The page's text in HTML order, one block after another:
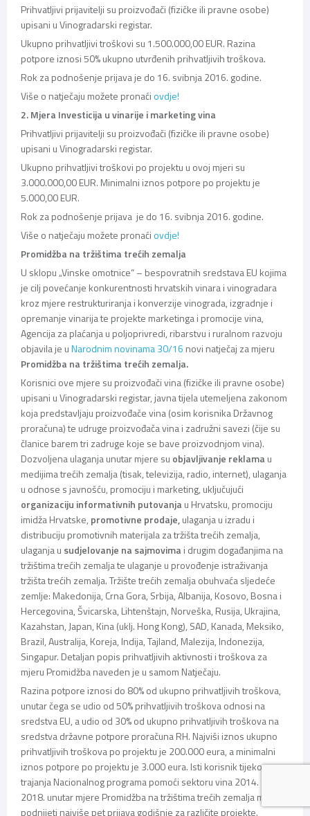
Prihvatljivi prijavitelji su proizvođači (fizičke ili pravne osobe)
upisani u Vinogradarski registar.
Ukupno prihvatljivi troškovi su 1.500.000,00 EUR. Razina
potpore iznosi 50% ukupno utvrđenih prihvatljivih troškova.
Rok za podnošenje prijava je do 16. svibnja 2016. godine.
Više o natječaju možete pronaćiovdje!
2. Mjera Investicija u vinarije i marketing vina
Prihvatljivi prijavitelji su proizvođači (fizičke ili pravne osobe)
upisani u Vinogradarski registar.
Ukupno prihvatljivi troškovi po projektu u ovoj mjeri su
3.000.000,00 EUR. Minimalni iznos potpore po projektu je
5.000,00 EUR.
Rok za podnošenje prijava je do 16. svibnja 2016. godine.
Više o natječaju možete pronaćiovdje!
Promidžba na tržištima trećih zemalja
U sklopu „Vinske omotnice“ – bespovratnih sredstava EU kojima
je cilj povećanje konkurentnosti hrvatskih vinara i vinogradara
kroz mjere restrukturiranja i konverzije vinograda, izgradnje i
opremanje vinarija te projekte marketinga i promocije vina,
Agencija za plaćanja u poljoprivredi, ribarstvu i ruralnom razvoju
objavila je uNarodnim novinama 30/16 novi natječaj za mjeru
Promidžba na tržištima trećih zemalja.
Korisnici ove mjere su proizvođači vina (fizičke ili pravne osobe)
upisani u Vinogradarski registar, javna tijela utemeljena zakonom
koja predstavljaju proizvođače vina (osim korisnika Državnog
proračuna) te udruge proizvođača vina i zadružni savezi (čije su
članice barem tri zadruge koje se bave proizvodnjom vina).
Dozvoljena ulaganja unutar mjere su objavljivanje reklama u
medijima trećih zemalja (tisak, televizija, radio, internet), ulaganja
u odnose s javnošću, promociju i marketing, uključujući
organizaciju informativnih putovanja u Hrvatsku, promociju
imidža Hrvatske, promotivne prodaje,ulaganja u izradu i
distribuciju promotivnih materijala za tržišta trećih zemalja,
ulaganja u sudjelovanje na sajmovima i drugim događanjima na
tržištima trećih zemalja te ulaganje u provođenje istraživanja
tržišta trećih zemalja.Tržište trećih zemalja obuhvaća sljedeće
zemlje: Makedonija, Crna Gora, Srbija, Albanija, Kosovo, Bosna i
Hercegovina, Švicarska, Lihtenštajn, Norveška, Rusija, Ukrajina,
Kazahstan, Japan, Kina (uklj. Hong Kong), SAD, Kanada, Meksiko,
Brazil, Australija, Koreja, Indija, Tajland, Malezija, Indonezija,
Singapur. Detaljan popis prihvatljivih aktivnosti i troškova za
mjeru Promidžba naveden je u samom Natječaju.
Razina potpore iznosi do 80% od ukupno prihvatljivih troškova,
unutar čega se udio od 50% prihvatljivih troškova odnosi na
sredstva EU, a udio od 30% od ukupno prihvatljivih troškova na
sredstva državne potpore proračuna RH. Najviši iznos ukupno
prihvatljivih troškova po projektu je 200.000 eura, a minimalni
iznos potpore po projektu je 3.000 eura. Isti korisnik tijekom
trajanja Nacionalnog programa pomoći sektoru vina 2014. –
2018. unutar mjere Promidžba na tržištima trećih zemalja može
podnijeti najviše pet prijava godišnje za različite projekte.